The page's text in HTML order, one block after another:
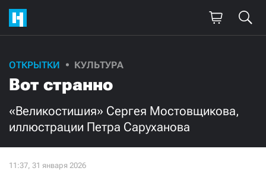
ОТКРЫТКИ КУЛЬТУРА
Вот странно
«Великостишия» Сергея Мостовщикова,
иллюстрации Петра Саруханова